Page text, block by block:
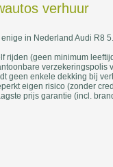
verhuur
enige in Nederland Audi R8
rijden (geen minimum
verzekeringspolis
geen enkele dekking bij
eigen risico (zonder
prijs garantie (incl.